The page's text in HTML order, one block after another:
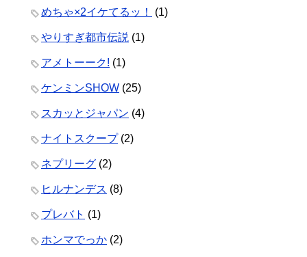
めちゃ×2イケてるッ！ (1)
やりすぎ都市伝説 (1)
アメトーーク! (1)
ケンミンSHOW (25)
スカッとジャパン (4)
ナイトスクープ(2)
ネプリーグ (2)
ヒルナンデス (8)
プレバト (1)
ホンマでっか (2)